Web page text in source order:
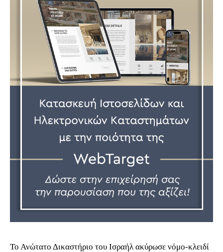
Το Ανώτατο Δικαστήριο του Ισραήλ ακύρωσε νόμο-κλειδί